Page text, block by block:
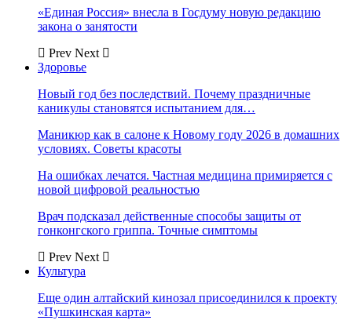
«Единая Россия» внесла в Госдуму новую редакцию
закона о занятости
Prev Next
Здоровье
Новый год без последствий. Почему праздничные
каникулы становятся испытанием для…
Маникюр как в салоне к Новому году 2026 в домашних
условиях. Советы красоты
На ошибках лечатся. Частная медицина примиряется с
новой цифровой реальностью
Врач подсказал действенные способы защиты от
гонконгского гриппа. Точные симптомы
Prev Next
Культура
Еще один алтайский кинозал присоединился к проекту
«Пушкинская карта»